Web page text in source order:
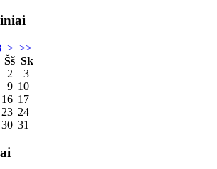
> >>
Šš Sk
2
3
9 10
16 17
23 24
30 31